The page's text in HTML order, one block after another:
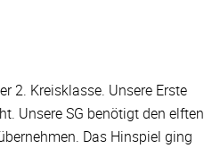
2. Kreisklasse. Unsere Erste
Unsere SG benötigt den elften
Das Hinspiel ging